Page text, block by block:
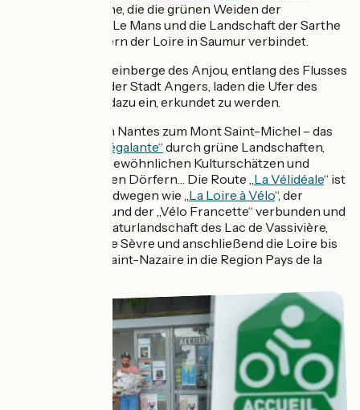
entlang der Sarthe, die die grünen Weiden der
Normandie über Le Mans und die Landschaft der Sarthe
mit den Schlössern der Loire in Saumur verbindet.
Im Herzen der Weinberge des Anjou, entlang des Flusses
und in der Nähe der Stadt Angers, laden die Ufer des
Layon geradezu dazu ein, erkundet zu werden.
Eine Radtour von Nantes zum Mont Saint-Michel – das
„La Régalante“ durch grüne Landschaften,
vorbei an außergewöhnlichen Kulturschätzen und
charakteristischen Dörfern… Die Route „La Vélidéale“ ist
mit mehreren Radwegen wie „La Loire à Vélo“, der
„Scandibérique“ und der „Vélo Francette“ verbunden und
führt durch die Naturlandschaft des Lac de Vassivière,
bevor sie über die Sèvre und anschließend die Loire bis
zum Hafen von Saint-Nazaire in die Region Pays de la